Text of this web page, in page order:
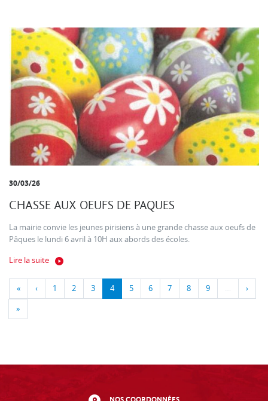
30/03/26
CHASSE AUX OEUFS DE PAQUES
La mairie convie les jeunes pirisiens à une grande chasse aux oeufs de
Pâques le lundi 6 avril à 10H aux abords des écoles.
Lire la suite
« ‹ 1 2 3 4 5 6 7 8 9 … ›
»